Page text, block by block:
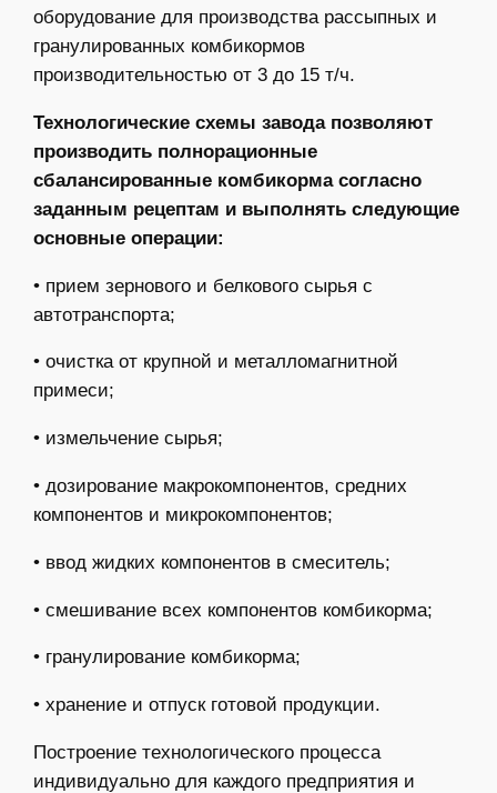
оборудование для производства рассыпных и
гранулированных комбикормов
производительностью от 3 до 15 т/ч.
Технологические схемы завода позволяют
производить полнорационные
сбалансированные комбикорма согласно
заданным рецептам и выполнять следующие
основные операции:
• прием зернового и белкового сырья с
автотранспорта;
• очистка от крупной и металломагнитной
примеси;
• измельчение сырья;
• дозирование макрокомпонентов, средних
компонентов и микрокомпонентов;
• ввод жидких компонентов в смеситель;
• смешивание всех компонентов комбикорма;
• гранулирование комбикорма;
• хранение и отпуск готовой продукции.
Построение технологического процесса
индивидуально для каждого предприятия и